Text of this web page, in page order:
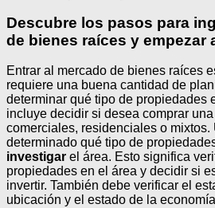
Descubre los pasos para
de bienes raíces y empezar
Entrar al mercado de bienes raíces
requiere una buena cantidad de
determinar qué tipo de propiedades
incluye decidir si desea comprar
comerciales, residenciales o mixtos.
determinado qué tipo de
investigar el área. Esto significa
propiedades en el área y decidir si
invertir. También debe verificar el
ubicación y el estado de la